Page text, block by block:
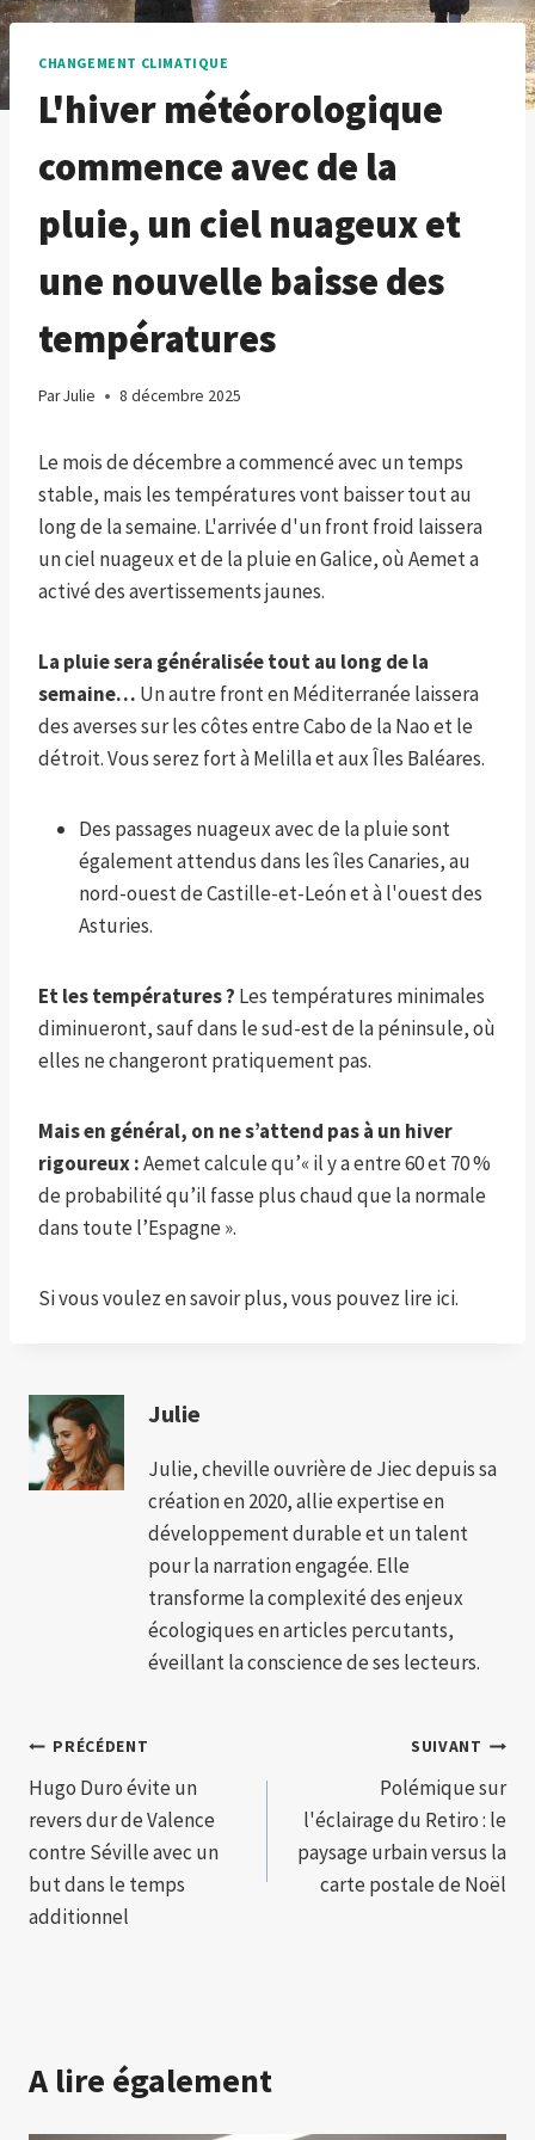
CHANGEMENT CLIMATIQUE
L'hiver météorologique
commence avec de la
pluie, un ciel nuageux et
une nouvelle baisse des
températures
ParJulie 8 décembre 2025
Le mois de décembre a commencé avec un temps
stable, mais les températures vont baisser tout au
long de la semaine. L'arrivée d'un front froid laissera
un ciel nuageux et de la pluie en Galice, où Aemet a
activé des avertissements jaunes.
La pluie sera généralisée tout au long de la
semaine… Un autre front en Méditerranée laissera
des averses sur les côtes entre Cabo de la Nao et le
détroit. Vous serez fort à Melilla et aux Îles Baléares.
Des passages nuageux avec de la pluie sont
également attendus dans les îles Canaries, au
nord-ouest de Castille-et-León et à l'ouest des
Asturies.
Et les températures ? Les températures minimales
diminueront, sauf dans le sud-est de la péninsule, où
elles ne changeront pratiquement pas.
Mais en général, on ne s’attend pas à un hiver
rigoureux :Aemet calcule qu’« il y a entre 60 et 70 %
de probabilité qu’il fasse plus chaud que la normale
dans toute l’Espagne ».
Si vous voulez en savoir plus, vous pouvez lire ici.
Julie
Julie, cheville ouvrière de Jiec depuis sa
création en 2020, allie expertise en
développement durable et un talent
pour la narration engagée. Elle
transforme la complexité des enjeux
écologiques en articles percutants,
éveillant la conscience de ses lecteurs.
Navigation
de
l’article
PRÉCÉDENT
Hugo Duro évite un
revers dur de Valence
contre Séville avec un
but dans le temps
additionnel
SUIVANT
Polémique sur
l'éclairage du Retiro : le
paysage urbain versus la
carte postale de Noël
A lire également